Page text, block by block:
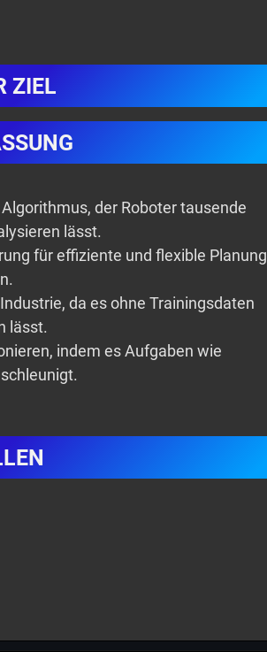
ZIEL
der Roboter tausende
lässt.
für effiziente und flexible Planung
da es ohne Trainingsdaten
lässt.
indem es Aufgaben wie